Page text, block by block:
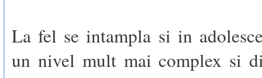
La fel se intampla si in
un nivel mult mai complex si